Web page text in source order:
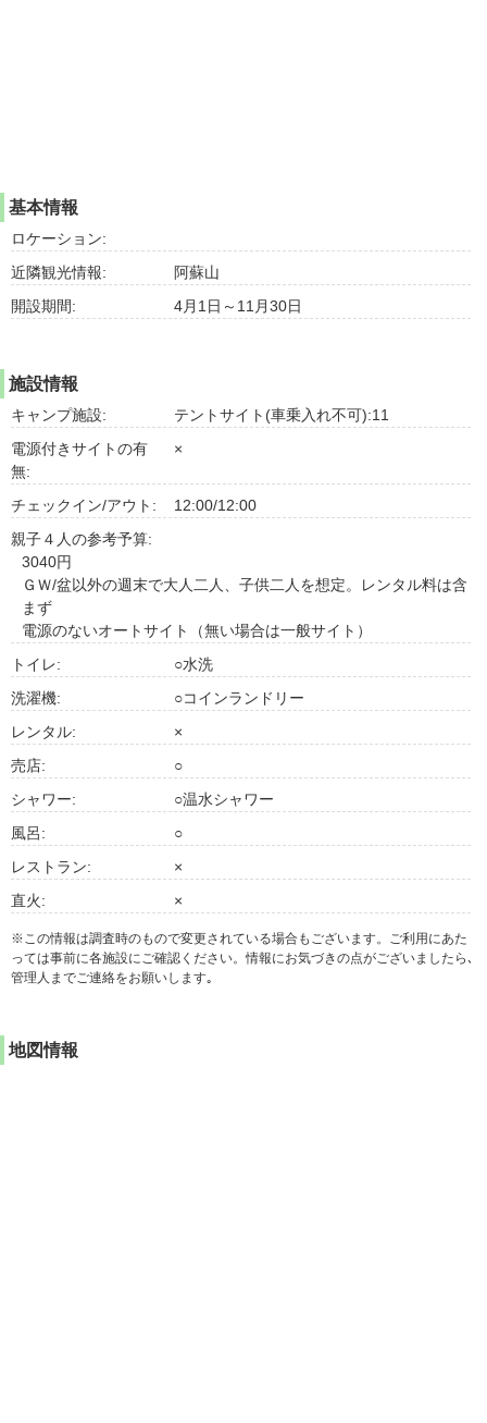
基本情報
ロケーション:
近隣観光情報:
阿蘇山
開設期間:
4月1日～11月30日
施設情報
キャンプ施設:
テントサイト(車乗入れ不可):11
電源付きサイトの有
無:
×
チェックイン/アウト:
12:00/12:00
親子４人の参考予算:
3040円
ＧＷ/盆以外の週末で大人二人、子供二人を想定。レンタル料は含
まず
電源のないオートサイト（無い場合は一般サイト）
トイレ:
○水洗
洗濯機:
○コインランドリー
レンタル:
×
売店:
○
シャワー:
○温水シャワー
風呂:
○
レストラン:
×
直火:
×
※この情報は調査時のもので変更されている場合もございます。ご利用にあた
っては事前に各施設にご確認ください。情報にお気づきの点がございましたら､
管理人までご連絡をお願いします｡
地図情報